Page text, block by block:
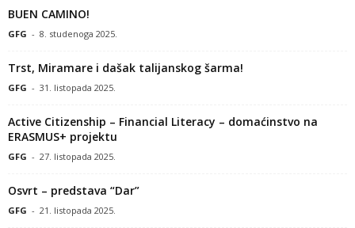
BUEN CAMINO!
GFG - 8. studenoga 2025.
Trst, Miramare i dašak talijanskog šarma!
GFG - 31. listopada 2025.
Active Citizenship – Financial Literacy – domaćinstvo na
ERASMUS+ projektu
GFG - 27. listopada 2025.
Osvrt – predstava “Dar”
GFG - 21. listopada 2025.